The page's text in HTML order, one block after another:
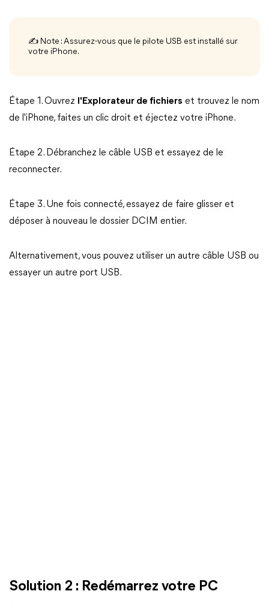
✍ Note : Assurez-vous que le pilote USB est installé sur
votre iPhone.
Étape 1. Ouvrez l'Explorateur de fichiers et trouvez le nom
de l'iPhone, faites un clic droit et éjectez votre iPhone.
Étape 2. Débranchez le câble USB et essayez de le
reconnecter.
Étape 3. Une fois connecté, essayez de faire glisser et
déposer à nouveau le dossier DCIM entier.
Alternativement, vous pouvez utiliser un autre câble USB ou
essayer un autre port USB.
Solution 2 : Redémarrez votre PC